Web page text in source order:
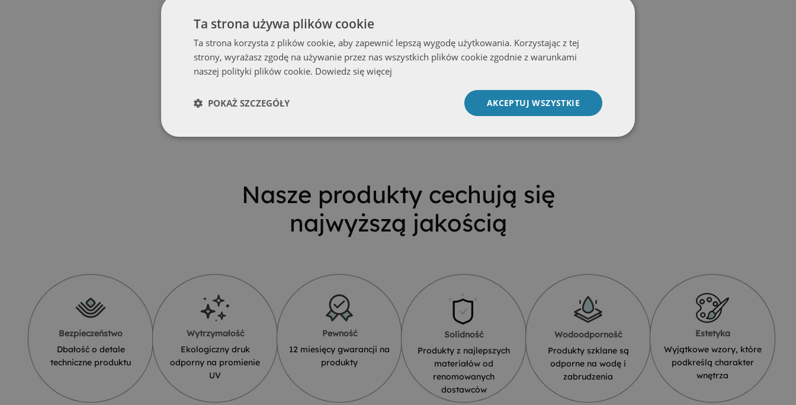
Nasze produkty cechują się
najwyższą jakością
Bezpieczeństwo
Dbałość o detale
techniczne produktu
Wytrzymałość
Ekologiczny druk
odporny na promienie
UV
Pewność
12 miesięcy gwarancji na
produkty
Solidność
Produkty z najlepszych
materiałów od
renomowanych
dostawców
Wodoodporność
Produkty szklane są
odporne na wodę i
zabrudzenia
Estetyka
Wyjątkowe wzory, które
podkreślą charakter
wnętrza
Ta strona używa plików cookie
Ta strona korzysta z plików cookie, aby zapewnić lepszą wygodę użytkowania. Korzystając z tej
strony, wyrażasz zgodę na używanie przez nas wszystkich plików cookie zgodnie z warunkami
naszej polityki plików cookie. Dowiedz się więcej
AKCEPTUJ WSZYSTKIE
POKAŻ SZCZEGÓŁY